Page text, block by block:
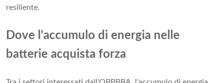
resiliente.
Dove l'accumulo di energia nelle
batterie acquista forza